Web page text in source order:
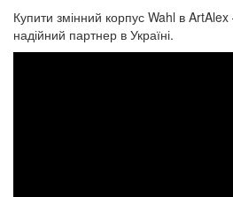
Купити змінний корпус Wahl в
надійний партнер в Україні.